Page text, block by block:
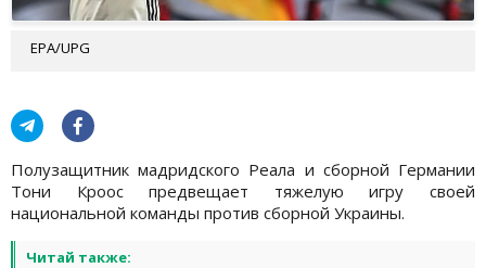
EPA/UPG
Полузащитник мадридского Реала и сборной Германии
Тони Кроос предвещает тяжелую игру своей
национальной команды против сборной Украины.
Читай также: